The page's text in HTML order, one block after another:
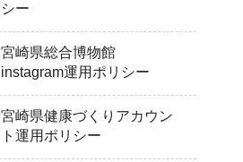
シー
宮崎県総合博物館
instagram運用ポリシー
宮崎県健康づくりアカウン
ト運用ポリシー